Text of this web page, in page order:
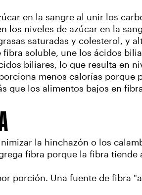
en la sangre al unir los
los niveles de azúcar en la
saturadas y colesterol, y
soluble, une los ácidos
biliares, lo que resulta en
menos calorías porque
que los alimentos bajos en
la hinchazón o los
fibra porque la fibra
porción. Una fuente de fibra